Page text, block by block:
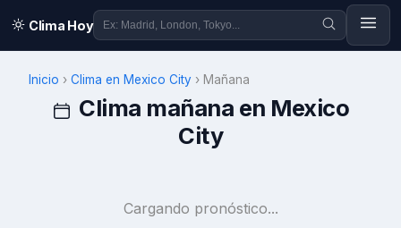
Clima Hoy
Inicio › Clima en Mexico City › Mañana
Clima mañana en Mexico
City
Cargando pronóstico...